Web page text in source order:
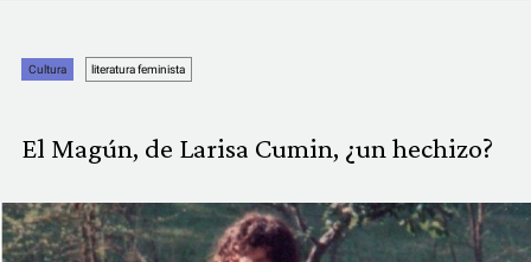
MULTIMEDIA
REDACCIÓN ABIERTA
Cultura literatura feminista
El Magún, de Larisa Cumin, ¿un hechizo?